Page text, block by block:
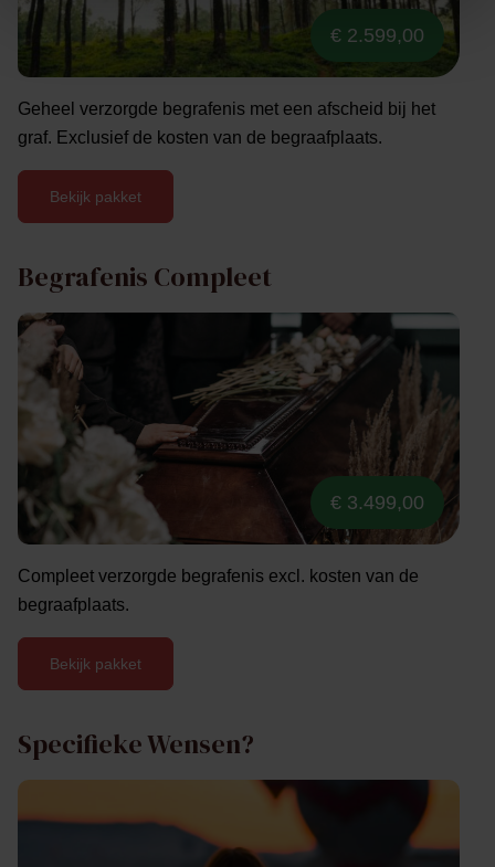
€ 2.599,00
Geheel verzorgde begrafenis met een afscheid bij het
graf. Exclusief de kosten van de begraafplaats.
Bekijk pakket
Begrafenis Compleet
€ 3.499,00
Compleet verzorgde begrafenis excl. kosten van de
begraafplaats.
Bekijk pakket
Specifieke Wensen?